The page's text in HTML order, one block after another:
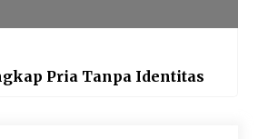
Pria Tanpa Identitas